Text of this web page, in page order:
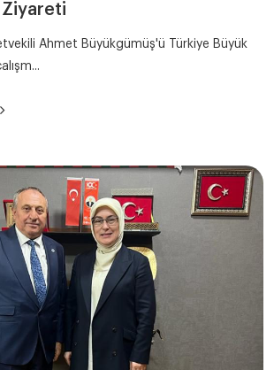
Ziyareti
Ahmet Büyükgümüş'ü Türkiye Büyük